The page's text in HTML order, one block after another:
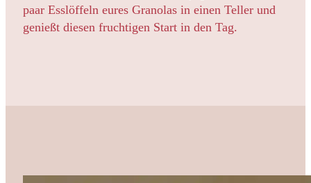
paar Esslöffeln eures Granolas in einen Teller und
genießt diesen fruchtigen Start in den Tag.